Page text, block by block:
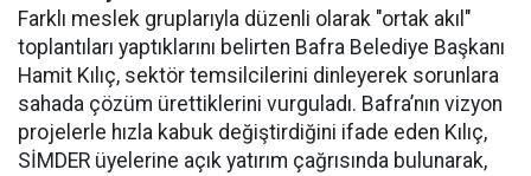
Farklı meslek gruplarıyla düzenli olarak "ortak akıl"
toplantıları yaptıklarını belirten Bafra Belediye Başkanı
Hamit Kılıç, sektör temsilcilerini dinleyerek sorunlara
sahada çözüm ürettiklerini vurguladı. Bafra’nın vizyon
projelerle hızla kabuk değiştirdiğini ifade eden Kılıç,
SİMDER üyelerine açık yatırım çağrısında bulunarak,